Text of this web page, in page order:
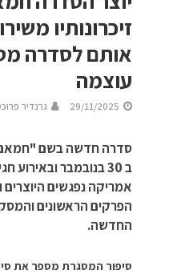
זיכרונותיו
אותם לסדרה
עוצמה
29/11/2025 גרנדיר
סדרה חדשה בשם
ב 30 בנובמבר ובאירוע
אמריקה נפגשים היוצרים
הפרקים הראשונים
החדשה.
סיפור המסגרת מספר את